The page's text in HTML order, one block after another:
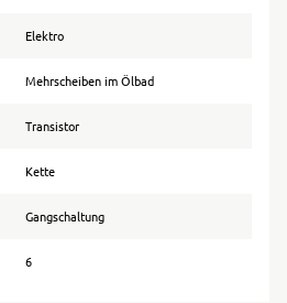
Elektro
Mehrscheiben im Ölbad
Transistor
Kette
Gangschaltung
6